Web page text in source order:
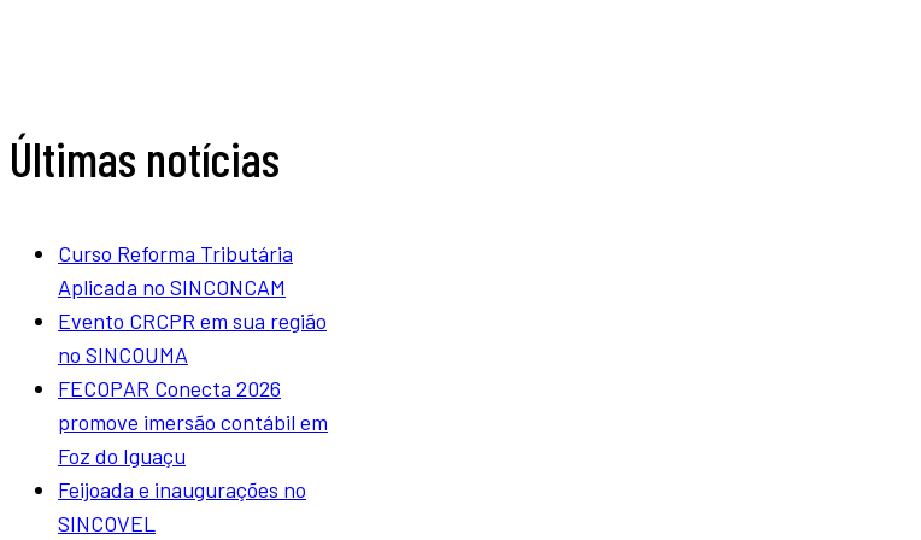
Últimas notícias
Curso Reforma Tributária
Aplicada no SINCONCAM
Evento CRCPR em sua região
no SINCOUMA
FECOPAR Conecta 2026
promove imersão contábil em
Foz do Iguaçu
Feijoada e inaugurações no
SINCOVEL